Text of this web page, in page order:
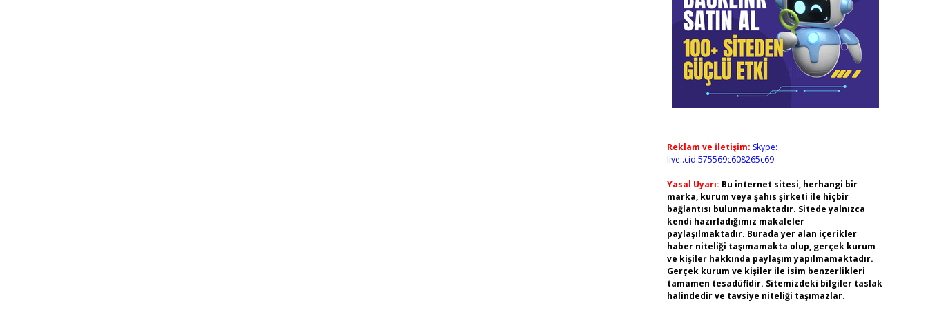
Reklam ve İletişim: Skype:
live:.cid.575569c608265c69
Yasal Uyarı: Bu internet sitesi, herhangi bir
marka, kurum veya şahıs şirketi ile hiçbir
bağlantısı bulunmamaktadır. Sitede yalnızca
kendi hazırladığımız makaleler
paylaşılmaktadır. Burada yer alan içerikler
haber niteliği taşımamakta olup, gerçek kurum
ve kişiler hakkında paylaşım yapılmamaktadır.
Gerçek kurum ve kişiler ile isim benzerlikleri
tamamen tesadüfidir. Sitemizdeki bilgiler taslak
halindedir ve tavsiye niteliği taşımazlar.